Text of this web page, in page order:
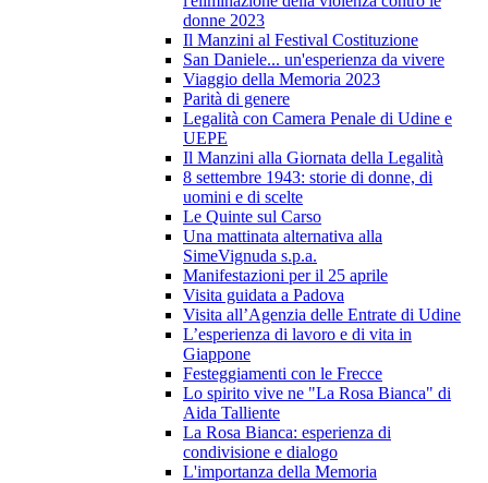
donne 2023
Il Manzini al Festival Costituzione
San Daniele... un'esperienza da vivere
Viaggio della Memoria 2023
Parità di genere
Legalità con Camera Penale di Udine e
UEPE
Il Manzini alla Giornata della Legalità
8 settembre 1943: storie di donne, di
uomini e di scelte
Le Quinte sul Carso
Una mattinata alternativa alla
SimeVignuda s.p.a.
Manifestazioni per il 25 aprile
Visita guidata a Padova
Visita all’Agenzia delle Entrate di Udine
L’esperienza di lavoro e di vita in
Giappone
Festeggiamenti con le Frecce
Lo spirito vive ne "La Rosa Bianca" di
Aida Talliente
La Rosa Bianca: esperienza di
condivisione e dialogo
L'importanza della Memoria